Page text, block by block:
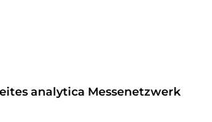
analytica Messenetzwerk